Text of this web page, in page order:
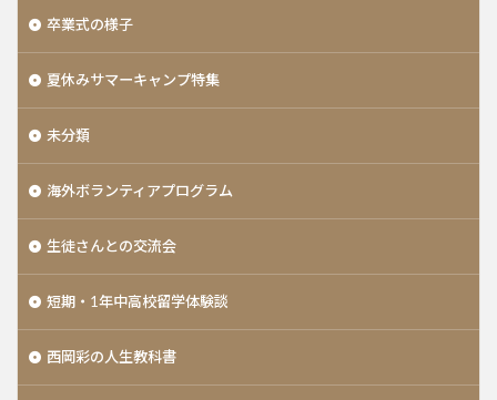
卒業式の様子
夏休みサマーキャンプ特集
未分類
海外ボランティアプログラム
生徒さんとの交流会
短期・1年中高校留学体験談
西岡彩の人生教科書